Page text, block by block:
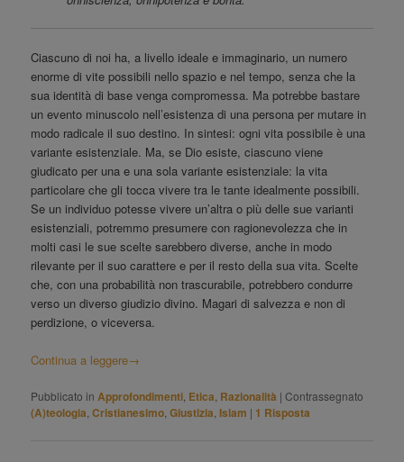
Ciascuno di noi ha, a livello ideale e immaginario, un numero
enorme di vite possibili nello spazio e nel tempo, senza che la
sua identità di base venga compromessa. Ma potrebbe bastare
un evento minuscolo nell’esistenza di una persona per mutare in
modo radicale il suo destino. In sintesi: ogni vita possibile è una
variante esistenziale. Ma, se Dio esiste, ciascuno viene
giudicato per una e una sola variante esistenziale: la vita
particolare che gli tocca vivere tra le tante idealmente possibili.
Se un individuo potesse vivere un’altra o più delle sue varianti
esistenziali, potremmo presumere con ragionevolezza che in
molti casi le sue scelte sarebbero diverse, anche in modo
rilevante per il suo carattere e per il resto della sua vita. Scelte
che, con una probabilità non trascurabile, potrebbero condurre
verso un diverso giudizio divino. Magari di salvezza e non di
perdizione, o viceversa.
Continua a leggere→
Pubblicato in Approfondimenti Etica Razionalità |Contrassegnato
(A)teologia ,Cristianesimo ,Giustizia ,Islam | 1 Risposta